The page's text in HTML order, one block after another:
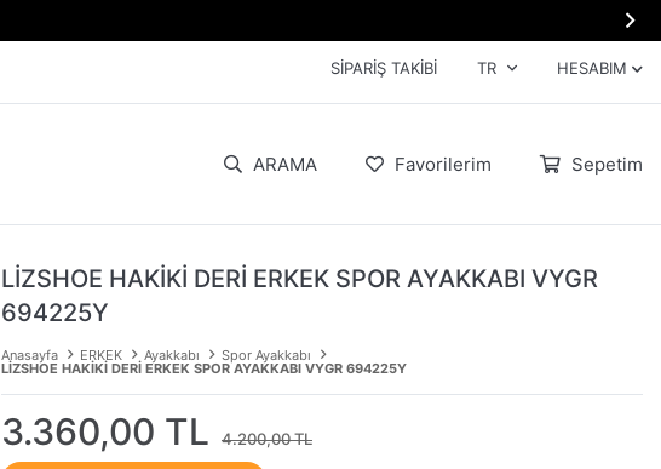

SIPARIŞ TAKIBI TR HESABIM
ARAMA Favorilerim Sepetim
LİZSHOE HAKİKİ DERİ ERKEK SPOR AYAKKABI VYGR
694225Y
Anasayfa ERKEK Ayakkabı Spor Ayakkabı
LİZSHOE HAKİKİ DERİ ERKEK SPOR AYAKKABI VYGR 694225Y
3.360,00 TL 4.200,00 TL